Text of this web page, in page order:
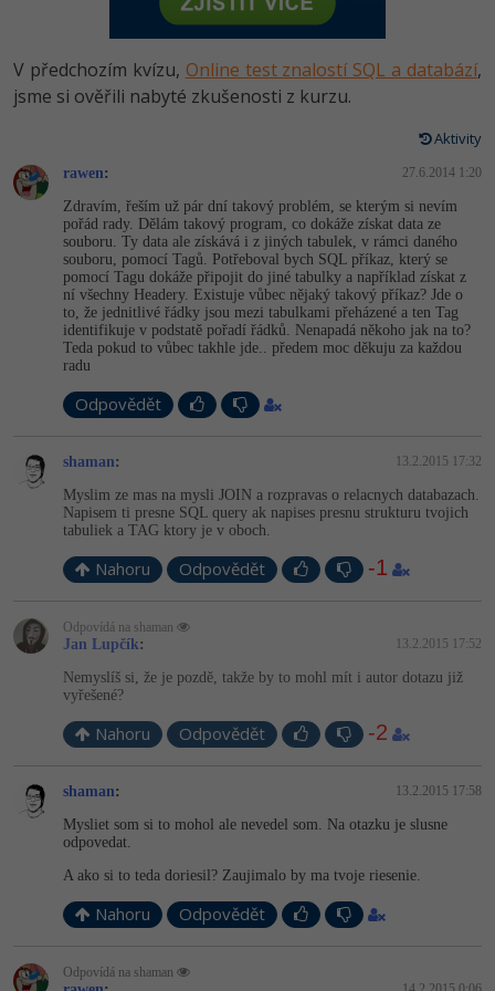
HTML5, CSS3, Bootstrap, SEO
SQL a databáze
UML a návrhové vzory
React
Spring
ASP.NET MVC
Django
Best practices
PHP
JavaScript
HTML / CSS
UML a návrhové vzory
MySQL/MariaDB
MS-SQL
SQLite
Vývojář mobilních aplikací
Specialista na AI a bigdata
Tester
Systémový administrátor
Grafik / UX/UI návrhář
Copywriter
WordPress specialista
SEO specialista
-80%
JavaScript -80%
-80%
Swift -80%
Kotlin -80%
C -80%
Návrh SW
Algoritmy -41%
-10%
Pro děti
Více
Fórum
Testování softwaru
Datová analýza
Kurzy designu
HTML/CSS -80%
Photoshop
Příběhy absolventů
Blog
V předchozím kvízu, Online test znalostí SQL a databází,
jsme si ověřili nabyté zkušenosti z kurzu.
Aktivity
rawen: 27.6.2014 1:20
Zdravím, řeším už pár dní takový problém, se kterým si nevím
pořád rady. Dělám takový program, co dokáže získat data ze
souboru. Ty data ale získává i z jiných tabulek, v rámci daného
souboru, pomocí Tagů. Potřeboval bych SQL příkaz, který se
pomocí Tagu dokáže připojit do jiné tabulky a například získat z
ní všechny Headery. Existuje vůbec nějaký takový příkaz? Jde o
to, že jednitlivé řádky jsou mezi tabulkami přeházené a ten Tag
identifikuje v podstatě pořadí řádků. Nenapadá někoho jak na to?
Teda pokud to vůbec takhle jde.. předem moc děkuju za každou
radu
Odpovědět
shaman: 13.2.2015 17:32
Myslim ze mas na mysli JOIN a rozpravas o relacnych databazach.
Napisem ti presne SQL query ak napises presnu strukturu tvojich
tabuliek a TAG ktory je v oboch.
Nahoru Odpovědět -1
Odpovídá na shaman
Jan Lupčík: 13.2.2015 17:52
Nemyslíš si, že je pozdě, takže by to mohl mít i autor dotazu již
vyřešené?
Nahoru Odpovědět -2
shaman: 13.2.2015 17:58
Mysliet som si to mohol ale nevedel som. Na otazku je slusne
odpovedat.
A ako si to teda doriesil? Zaujimalo by ma tvoje riesenie.
Nahoru Odpovědět
Odpovídá na shaman